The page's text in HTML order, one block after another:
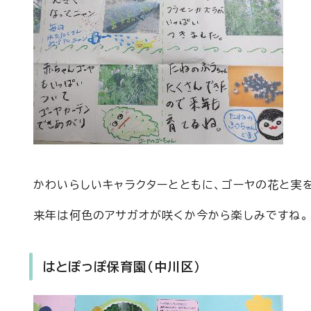
かわいらしいキャラクターとともに、ゴーヤの花と実
来年は何色のアサガオが咲くか今から楽しみですね。
はとぽっぽ保育園（中川区）